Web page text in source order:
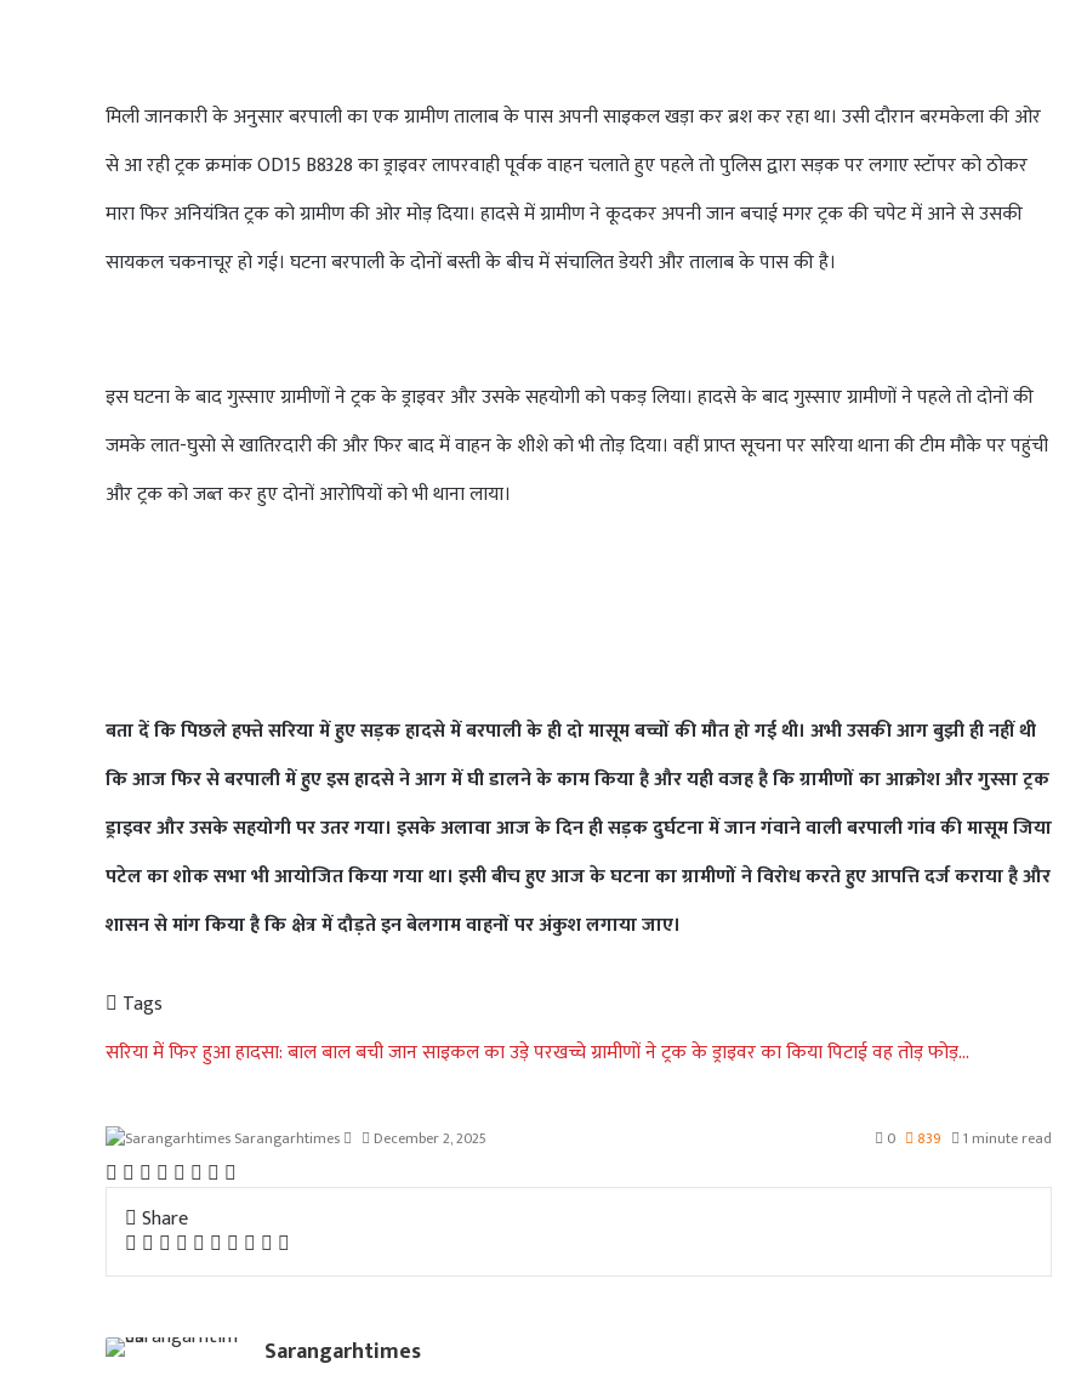
मिली जानकारी के अनुसार बरपाली का एक ग्रामीण तालाब के पास अपनी साइकल खड़ा कर ब्रश कर रहा था। उसी दौरान बरमकेला की ओर
से आ रही ट्रक क्रमांक OD15 B8328 का ड्राइवर लापरवाही पूर्वक वाहन चलाते हुए पहले तो पुलिस द्वारा सड़क पर लगाए स्टॉपर को ठोकर
मारा फिर अनियंत्रित ट्रक को ग्रामीण की ओर मोड़ दिया। हादसे में ग्रामीण ने कूदकर अपनी जान बचाई मगर ट्रक की चपेट में आने से उसकी
सायकल चकनाचूर हो गई। घटना बरपाली के दोनों बस्ती के बीच में संचालित डेयरी और तालाब के पास की है।
इस घटना के बाद गुस्साए ग्रामीणों ने ट्रक के ड्राइवर और उसके सहयोगी को पकड़ लिया। हादसे के बाद गुस्साए ग्रामीणों ने पहले तो दोनों की
जमके लात-घुसो से खातिरदारी की और फिर बाद में वाहन के शीशे को भी तोड़ दिया। वहीं प्राप्त सूचना पर सरिया थाना की टीम मौके पर पहुंची
और ट्रक को जब्त कर हुए दोनों आरोपियों को भी थाना लाया।
बता दें कि पिछले हफ्ते सरिया में हुए सड़क हादसे में बरपाली के ही दो मासूम बच्चों की मौत हो गई थी। अभी उसकी आग बुझी ही नहीं थी
कि आज फिर से बरपाली में हुए इस हादसे ने आग में घी डालने के काम किया है और यही वजह है कि ग्रामीणों का आक्रोश और गुस्सा ट्रक
ड्राइवर और उसके सहयोगी पर उतर गया। इसके अलावा आज के दिन ही सड़क दुर्घटना में जान गंवाने वाली बरपाली गांव की मासूम जिया
पटेल का शोक सभा भी आयोजित किया गया था। इसी बीच हुए आज के घटना का ग्रामीणों ने विरोध करते हुए आपत्ति दर्ज कराया है और
शासन से मांग किया है कि क्षेत्र में दौड़ते इन बेलगाम वाहनों पर अंकुश लगाया जाए।
Tags
सरिया में फिर हुआ हादसा: बाल बाल बची जान साइकल का उड़े परखच्चे ग्रामीणों ने ट्रक के ड्राइवर का किया पिटाई वह तोड़ फोड़...
Sarangarhtimes
Send
email
December 2, 2025 0 839 1 minute read
Facebook
Twitter
LinkedIn
Pinterest
Messenger
Messenger
WhatsApp
Share
Facebook
Twitter
LinkedIn
Pinterest
Messenger
Messenger
WhatsApp
Telegram
Share
via
Sarangarhtimes